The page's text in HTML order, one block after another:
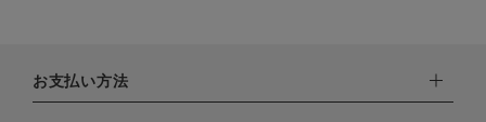
お支払い方法